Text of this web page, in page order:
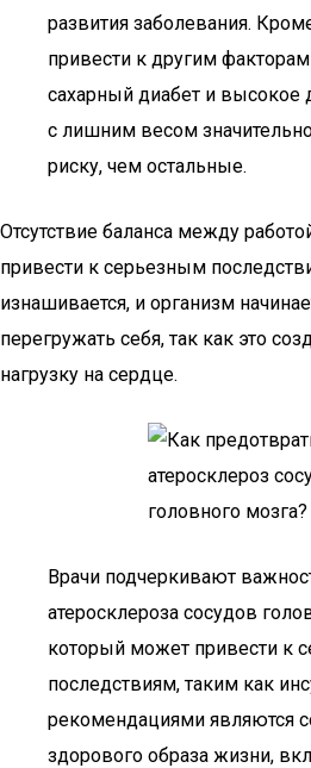
развития заболевания.
привести к другим
сахарный диабет и
с лишним весом
риску, чем остальные.
Отсутствие баланса между
привести к серьезным
изнашивается, и организм
перегружать себя, так как это
нагрузку на сердце.
Врачи подчеркивают
атеросклероза сосудов
который может привести к
последствиям, таким как
рекомендациями являются
здорового образа жизни,